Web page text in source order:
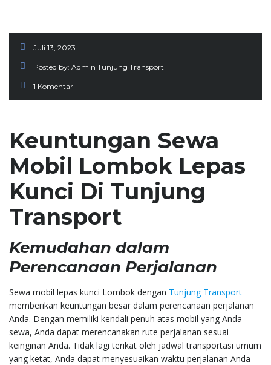
Juli 13, 2023
Posted by: Admin Tunjung Transport
1 Komentar
Keuntungan Sewa
Mobil Lombok Lepas
Kunci Di Tunjung
Transport
Kemudahan dalam
Perencanaan Perjalanan
Sewa mobil lepas kunci Lombok dengan Tunjung Transport
memberikan keuntungan besar dalam perencanaan perjalanan
Anda. Dengan memiliki kendali penuh atas mobil yang Anda
sewa, Anda dapat merencanakan rute perjalanan sesuai
keinginan Anda. Tidak lagi terikat oleh jadwal transportasi umum
yang ketat, Anda dapat menyesuaikan waktu perjalanan Anda